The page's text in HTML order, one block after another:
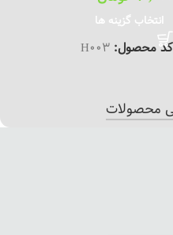
انتخاب گزینه ها
کد محصول: H003
محصولات